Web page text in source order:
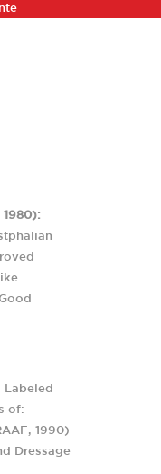
Labeled
of:
1990)
Dressage